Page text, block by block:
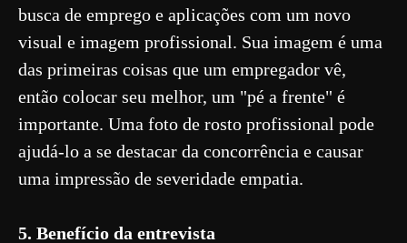
busca de emprego e aplicações com um novo
visual e imagem profissional. Sua imagem é uma
das primeiras coisas que um empregador vê,
então colocar seu melhor, um "pé a frente" é
importante. Uma foto de rosto profissional pode
ajudá-lo a se destacar da concorrência e causar
uma impressão de severidade empatia.
5. Benefício da entrevista